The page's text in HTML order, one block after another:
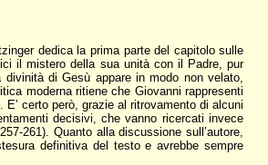
dedica la prima parte del capitolo sulle
il mistero della sua unità con il Padre, pur
di Gesù appare in modo non velato,
moderna ritiene che Giovanni rappresenti
certo però, grazie al ritrovamento di alcuni
decisivi, che vanno ricercati invece
261). Quanto alla discussione sull’autore,
definitiva del testo e avrebbe sempre